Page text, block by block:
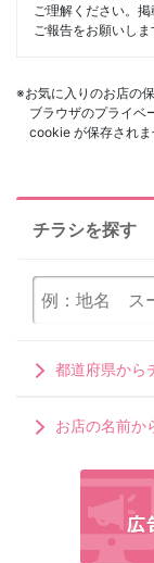
ご理解ください。
ご報告をお願いしま
※お気に入りのお店の
ブラウザのプライベ
cookie が保存されま
チラシを探す
都道府県から
お店の名前か